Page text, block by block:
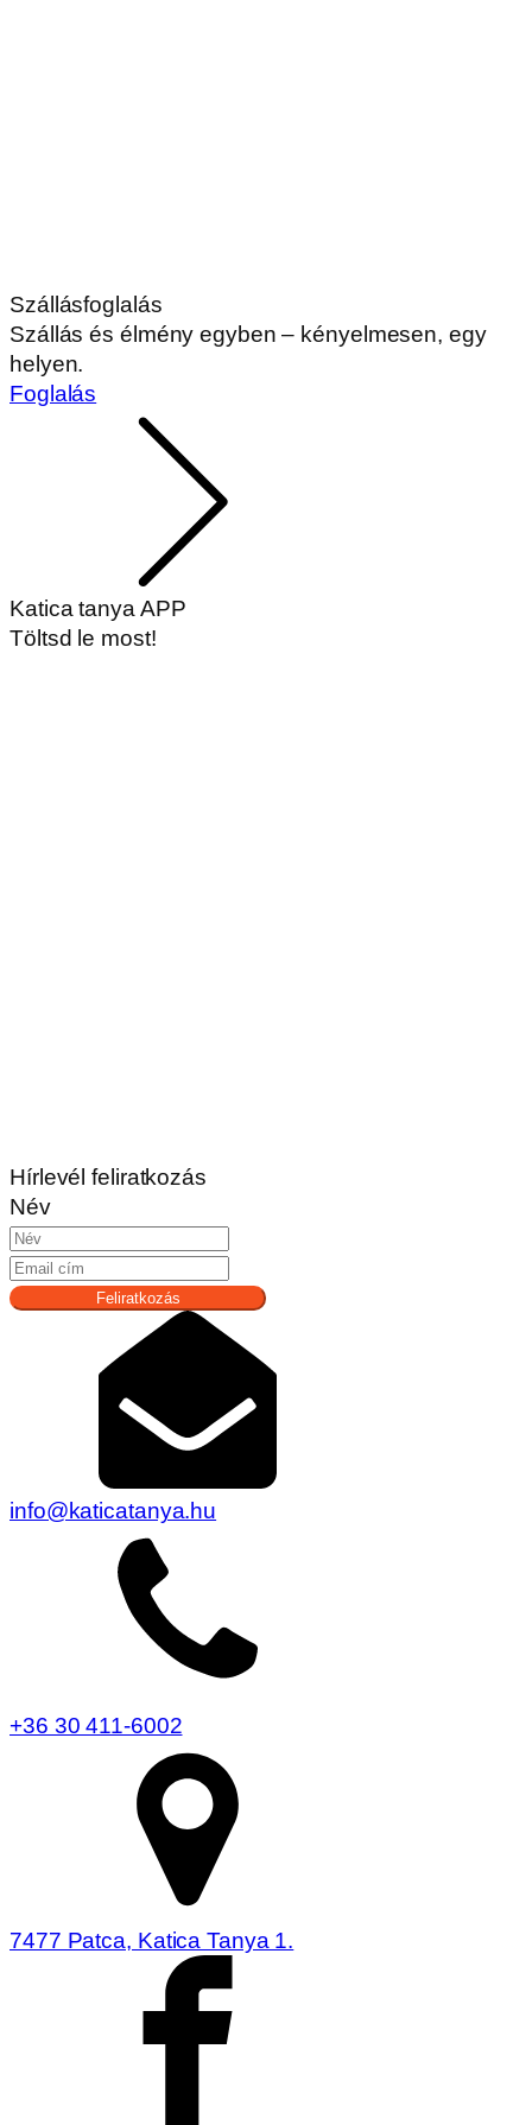
Szállásfoglalás
Szállás és élmény egyben – kényelmesen, egy
helyen.
Foglalás
Katica tanya APP
Töltsd le most!
Hírlevél feliratkozás
Név
Feliratkozás
info@katicatanya.hu
+36 30 411-6002
7477 Patca, Katica Tanya 1.